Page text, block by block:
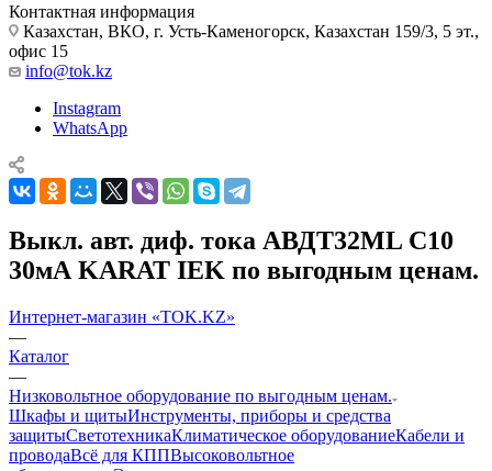
Контактная информация
Казахстан, ВКО, г. Усть-Каменогорск, Казахстан 159/3, 5 эт.,
офис 15
info@tok.kz
Instagram
WhatsApp
Выкл. авт. диф. тока АВДТ32МL С10
30мА KARAT IEK по выгодным ценам.
Интернет-магазин «TOK.KZ»
—
Каталог
—
Низковольтное оборудование по выгодным ценам.
Шкафы и щитыИнструменты, приборы и средства
защитыСветотехникаКлиматическое оборудованиеКабели и
проводаВсё для КППВысоковольтное